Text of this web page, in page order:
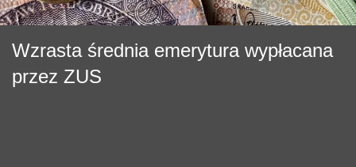
Wzrasta średnia emerytura wypłacana
przez ZUS